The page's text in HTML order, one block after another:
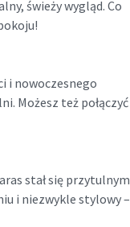
świeży wygląd. Co
i nowoczesnego
Możesz też połączyć
stał się przytulnym
i niezwykle stylowy –